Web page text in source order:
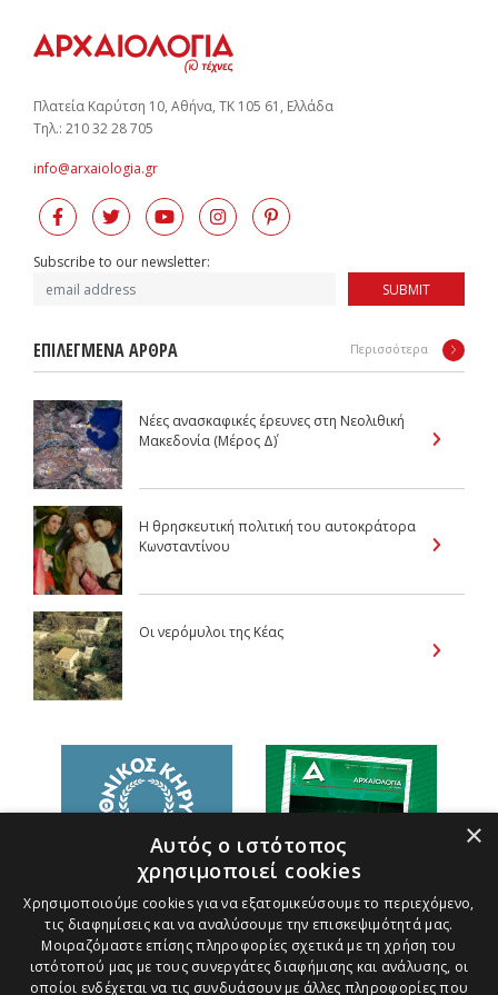
Πλατεία Καρύτση 10, Αθήνα, ΤΚ 105 61, Ελλάδα
Tηλ.: 210 32 28 705
info@arxaiologia.gr
Subscribe to our newsletter:
SUBMIT
ΕΠΙΛΕΓΜΕΝΑ ΑΡΘΡΑ Περισσότερα
Νέες ανασκαφικές έρευνες στη Νεολιθική
Μακεδονία (Μέρος Δ΄)
Η θρησκευτική πολιτική του αυτοκράτορα
Κωνσταντίνου
Οι νερόμυλοι της Κέας
×
Αυτός ο ιστότοπος
χρησιμοποιεί cookies
Χρησιμοποιούμε cookies για να εξατομικεύσουμε το περιεχόμενο,
τις διαφημίσεις και να αναλύσουμε την επισκεψιμότητά μας.
Μοιραζόμαστε επίσης πληροφορίες σχετικά με τη χρήση του
ιστότοπού μας με τους συνεργάτες διαφήμισης και ανάλυσης, οι
οποίοι ενδέχεται να τις συνδυάσουν με άλλες πληροφορίες που